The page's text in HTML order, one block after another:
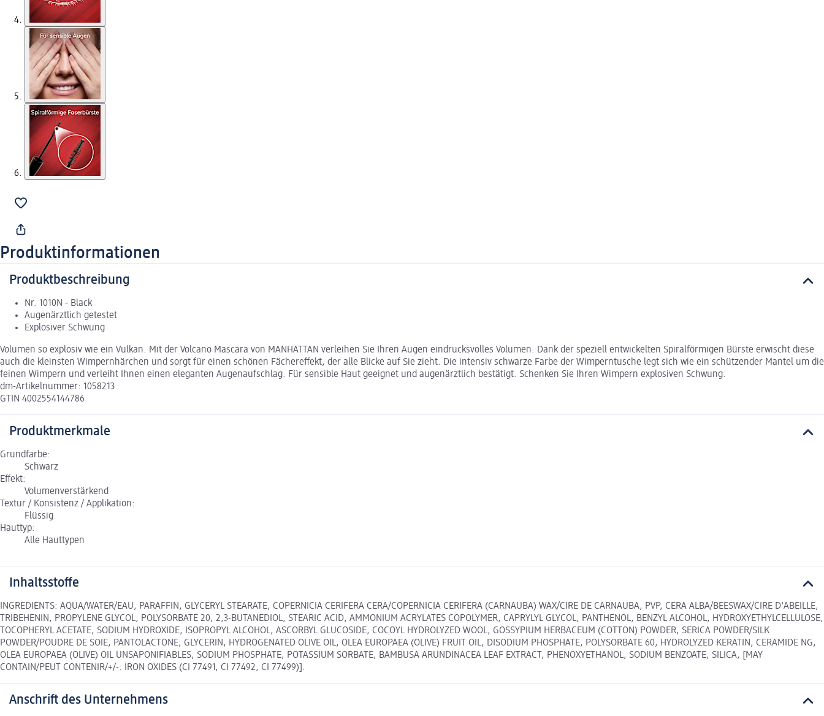
Produktinformationen
Produktbeschreibung
Nr. 1010N - Black
Augenärztlich getestet
Explosiver Schwung
Volumen so explosiv wie ein Vulkan. Mit der Volcano Mascara von MANHATTAN verleihen Sie Ihren Augen eindrucksvolles Volumen. Dank der speziell entwickelten Spiralförmigen Bürste erwischt diese
auch die kleinsten Wimpernhärchen und sorgt für einen schönen Fächereffekt, der alle Blicke auf Sie zieht. Die intensiv schwarze Farbe der Wimperntusche legt sich wie ein schützender Mantel um die
feinen Wimpern und verleiht Ihnen einen eleganten Augenaufschlag. Für sensible Haut geeignet und augenärztlich bestätigt. Schenken Sie Ihren Wimpern explosiven Schwung.
dm-Artikelnummer: 1058213
GTIN 4002554144786
Produktmerkmale
Grundfarbe:
Schwarz
Effekt:
Volumenverstärkend
Textur / Konsistenz / Applikation:
Flüssig
Hauttyp:
Alle Hauttypen
Inhaltsstoffe
INGREDIENTS: AQUA/WATER/EAU, PARAFFIN, GLYCERYL STEARATE, COPERNICIA CERIFERA CERA/COPERNICIA CERIFERA (CARNAUBA) WAX/CIRE DE CARNAUBA, PVP, CERA ALBA/BEESWAX/CIRE D'ABEILLE,
TRIBEHENIN, PROPYLENE GLYCOL, POLYSORBATE 20, 2,3-BUTANEDIOL, STEARIC ACID, AMMONIUM ACRYLATES COPOLYMER, CAPRYLYL GLYCOL, PANTHENOL, BENZYL ALCOHOL, HYDROXYETHYLCELLULOSE,
TOCOPHERYL ACETATE, SODIUM HYDROXIDE, ISOPROPYL ALCOHOL, ASCORBYL GLUCOSIDE, COCOYL HYDROLYZED WOOL, GOSSYPIUM HERBACEUM (COTTON) POWDER, SERICA POWDER/SILK
POWDER/POUDRE DE SOIE, PANTOLACTONE, GLYCERIN, HYDROGENATED OLIVE OIL, OLEA EUROPAEA (OLIVE) FRUIT OIL, DISODIUM PHOSPHATE, POLYSORBATE 60, HYDROLYZED KERATIN, CERAMIDE NG,
OLEA EUROPAEA (OLIVE) OIL UNSAPONIFIABLES, SODIUM PHOSPHATE, POTASSIUM SORBATE, BAMBUSA ARUNDINACEA LEAF EXTRACT, PHENOXYETHANOL, SODIUM BENZOATE, SILICA, [MAY
CONTAIN/PEUT CONTENIR/+/-: IRON OXIDES (CI 77491, CI 77492, CI 77499)].
Anschrift des Unternehmens